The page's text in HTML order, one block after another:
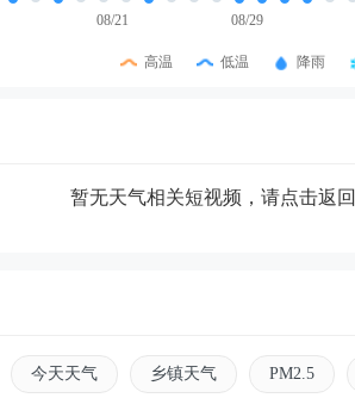
08/21 08/29
高温 低温 降雨
暂无天气相关短视频，请点击返回
今天天气 乡镇天气 PM2.5